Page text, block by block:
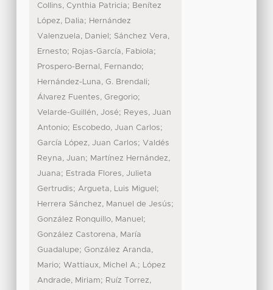
Collins, Cynthia Patricia; Benítez
López, Dalia; Hernández
Valenzuela, Daniel ; Sánchez Vera,
Ernesto; Rojas-García, Fabiola;
Prospero-Bernal, Fernando;
Hernández-Luna, G. Brendali;
Álvarez Fuentes, Gregorio;
Velarde-Guillén, José; Reyes, Juan
Antonio; Escobedo, Juan Carlos;
García López, Juan Carlos; Valdés
Reyna, Juan; Martínez Hernández,
Juana; Estrada Flores, Julieta
Gertrudis; Argueta, Luis Miguel ;
Herrera Sánchez, Manuel de Jesús;
González Ronquillo, Manuel ;
González Castorena, María
Guadalupe; González Aranda,
Mario; Wattiaux, Michel A.; López
Andrade, Miriam; Ruíz Torrez,